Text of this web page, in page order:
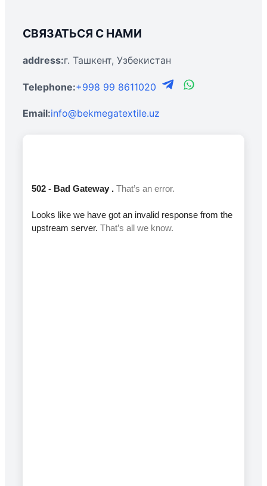
СВЯЗАТЬСЯ С НАМИ
address:г. Ташкент, Узбекистан
Telephone:+998 99 8611020
Email:info@bekmegatextile.uz